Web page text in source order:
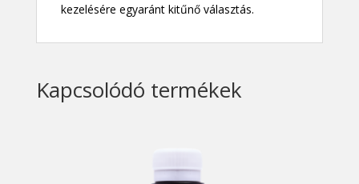
kezelésére egyaránt kitűnő választás.
Kapcsolódó termékek